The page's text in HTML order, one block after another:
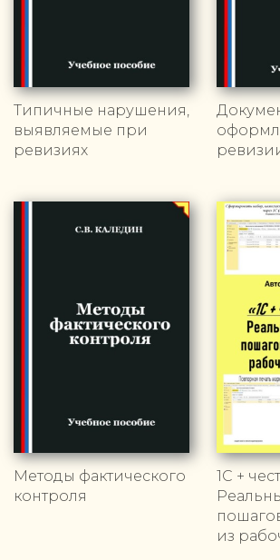
Типичные нарушения,
выявляемые при
ревизиях
Методы фактического
контроля
1С +
из